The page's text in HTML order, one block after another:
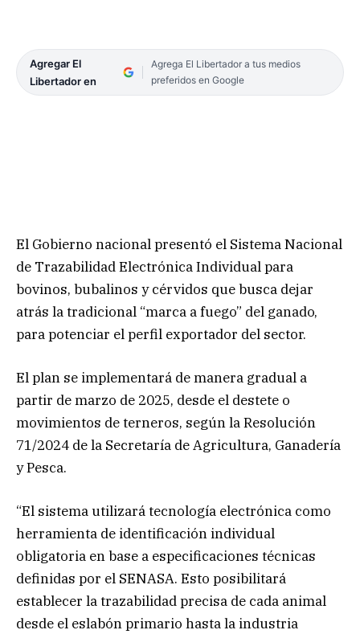
Agregar El
Libertador en
Agrega El Libertador a tus medios
preferidos en Google
El Gobierno nacional presentó el Sistema Nacional
de Trazabilidad Electrónica Individual para
bovinos, bubalinos y cérvidos que busca dejar
atrás la tradicional “marca a fuego” del ganado,
para potenciar el perfil exportador del sector.
El plan se implementará de manera gradual a
partir de marzo de 2025, desde el destete o
movimientos de terneros, según la Resolución
71/2024 de la Secretaría de Agricultura, Ganadería
y Pesca.
“El sistema utilizará tecnología electrónica como
herramienta de identificación individual
obligatoria en base a especificaciones técnicas
definidas por el SENASA. Esto posibilitará
establecer la trazabilidad precisa de cada animal
desde el eslabón primario hasta la industria